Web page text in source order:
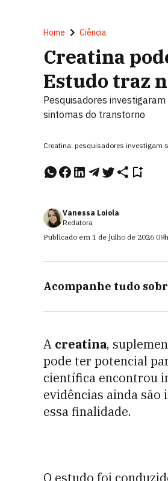
Home Ciência
Creatina
Estudo traz
Pesquisadores
sintomas do transtorno
Creatina: pesquisadores investigam
Vanessa Loiola
Redatora
Publicado em 1 de julho de 2026
Acompanhe tudo
A creatina,
pode ter potencial
científica encontrou
evidências ainda
essa finalidade.
O estudo foi